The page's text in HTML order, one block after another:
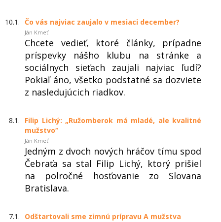
10.1. Čo vás najviac zaujalo v mesiaci december?
Ján Kmeť
Chcete vedieť, ktoré články, prípadne
príspevky nášho klubu na stránke a
sociálnych sieťach zaujali najviac ľudí?
Pokiaľ áno, všetko podstatné sa dozviete
z nasledujúcich riadkov.
8.1.
Filip Lichý: „Ružomberok má mladé, ale kvalitné
mužstvo“
Ján Kmeť
Jedným z dvoch nových hráčov tímu spod
Čebraťa sa stal Filip Lichý, ktorý prišiel
na polročné hosťovanie zo Slovana
Bratislava.
7.1. Odštartovali sme zimnú prípravu A mužstva